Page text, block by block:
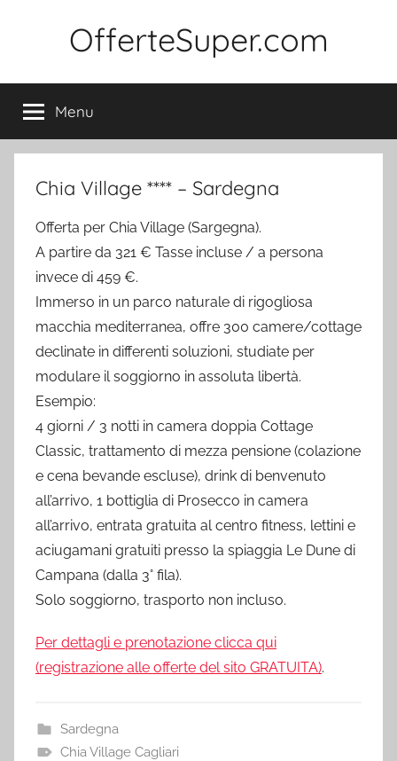
OfferteSuper.com
Menu
Chia Village **** – Sardegna
Offerta per Chia Village (Sargegna).
A partire da 321 € Tasse incluse / a persona
invece di 459 €.
Immerso in un parco naturale di rigogliosa
macchia mediterranea, offre 300 camere/cottage
declinate in differenti soluzioni, studiate per
modulare il soggiorno in assoluta libertà.
Esempio:
4 giorni / 3 notti in camera doppia Cottage
Classic, trattamento di mezza pensione (colazione
e cena bevande escluse), drink di benvenuto
all’arrivo, 1 bottiglia di Prosecco in camera
all’arrivo, entrata gratuita al centro fitness, lettini e
aciugamani gratuiti presso la spiaggia Le Dune di
Campana (dalla 3° fila).
Solo soggiorno, trasporto non incluso.
Per dettagli e prenotazione clicca qui
(registrazione alle offerte del sito GRATUITA).
Sardegna
Chia Village Cagliari